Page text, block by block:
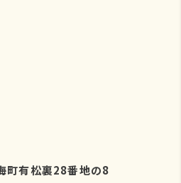
町有松裏28番地の8